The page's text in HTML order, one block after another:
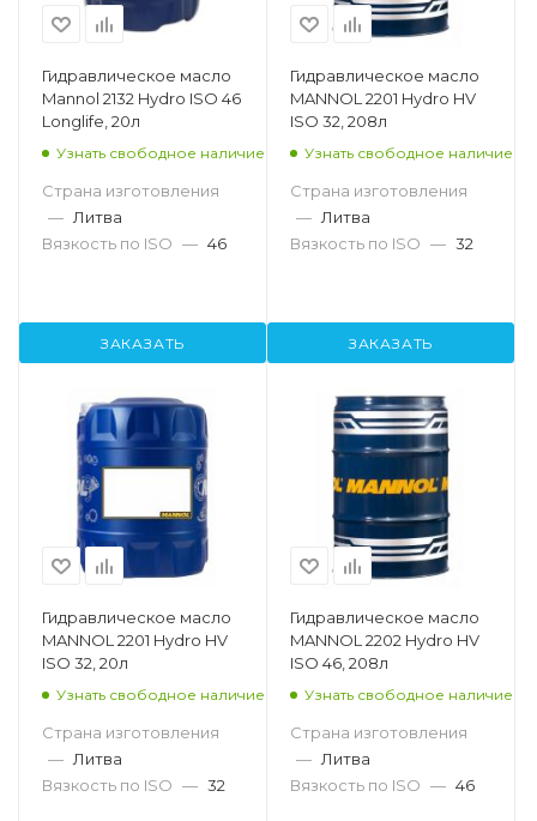
Гидравлическое масло
Mannol 2132 Hydro ISO 46
Longlife, 20л
Узнать свободное наличие
Страна изготовления
— Литва
Вязкость по ISO — 46
ЗАКАЗАТЬ
Гидравлическое масло
MANNOL 2201 Hydro HV
ISO 32, 208л
Узнать свободное наличие
Страна изготовления
— Литва
Вязкость по ISO — 32
ЗАКАЗАТЬ
Гидравлическое масло
MANNOL 2201 Hydro HV
ISO 32, 20л
Узнать свободное наличие
Страна изготовления
— Литва
Вязкость по ISO — 32
Гидравлическое масло
MANNOL 2202 Hydro HV
ISO 46, 208л
Узнать свободное наличие
Страна изготовления
— Литва
Вязкость по ISO — 46